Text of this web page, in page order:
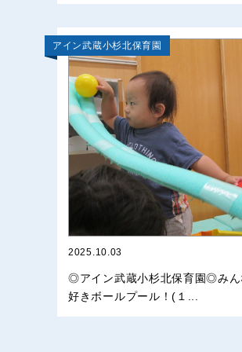
アイン武蔵小杉北保育園
2025.10.03
◎アイン武蔵小杉北保育園◎みん
好きボールプール！(１...